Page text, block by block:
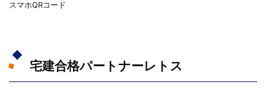
スマホQRコード
宅建合格パートナーレトス